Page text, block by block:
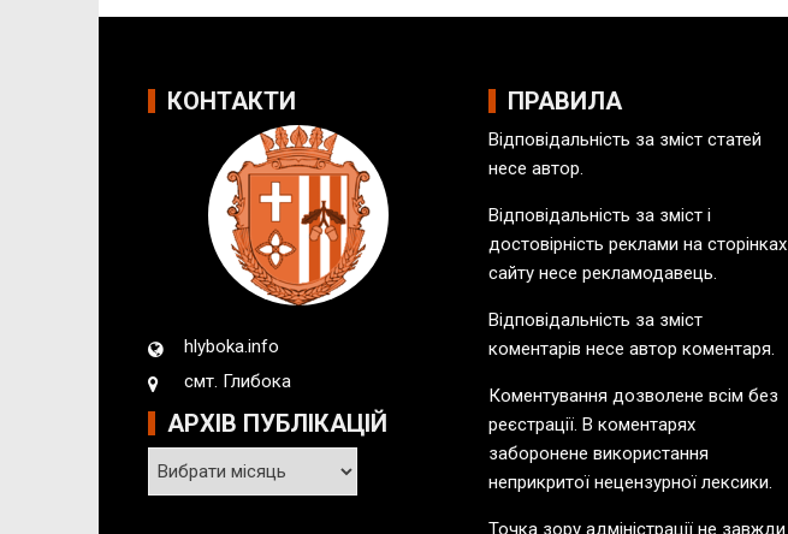
КОНТАКТИ
hlyboka.info
смт. Глибока
АРХІВ ПУБЛІКАЦІЙ
А
р
ПРАВИЛА
Відповідальність за зміст статей
несе автор.
Відповідальність за зміст і
достовірність реклами на сторінках
сайту несе рекламодавець.
Відповідальність за зміст
коментарів несе автор коментаря.
Коментування дозволене всім без
реєстрації. В коментарях
заборонене використання
неприкритої нецензурної лексики.
Точка зору адміністрації не завжди